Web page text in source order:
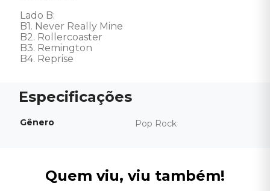
Lado B:
B1. Never Really Mine
B2. Rollercoaster
B3. Remington
B4. Reprise
Gênero Pop Rock
Quem viu, viu também!